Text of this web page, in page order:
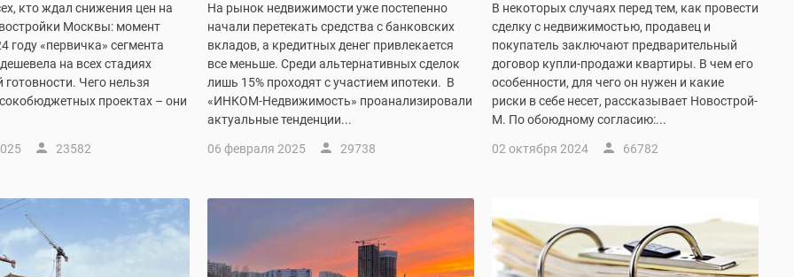
кто ждал снижения цен на
Москвы: момент
году «первичка» сегмента
на всех стадиях
готовности. Чего нельзя
проектах – они
23582
На рынок недвижимости уже постепенно
начали перетекать средства с банковских
вкладов, а кредитных денег привлекается
все меньше. Среди альтернативных сделок
лишь 15% проходят с участием ипотеки. В
«ИНКОМ-Недвижимость» проанализировали
актуальные тенденции...
06 февраля 2025 29738
В некоторых случаях перед тем, как провести
сделку с недвижимостью, продавец и
покупатель заключают предварительный
договор купли-продажи квартиры. В чем его
особенности, для чего он нужен и какие
риски в себе несет, рассказывает Новострой-
М. По обоюдному согласию:...
02 октября 2024 66782